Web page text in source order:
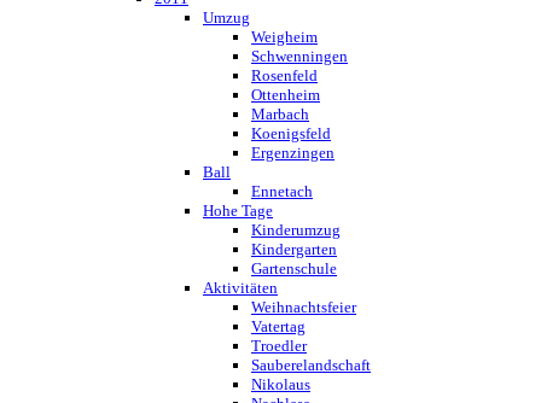
Umzug
Weigheim
Schwenningen
Rosenfeld
Ottenheim
Marbach
Koenigsfeld
Ergenzingen
Ball
Ennetach
Hohe Tage
Kinderumzug
Kindergarten
Gartenschule
Aktivitäten
Weihnachtsfeier
Vatertag
Troedler
Sauberelandschaft
Nikolaus